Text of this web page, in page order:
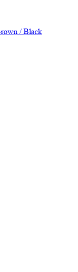
/ Black